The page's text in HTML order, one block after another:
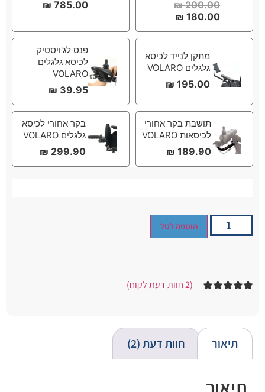
200.00
₪
180.00
₪
785.00
₪
מתקן לנייד לכיסא
גלגלים VOLARO
195.00
₪
פנס לג'ויסטיק
לכיסא גלגלים
VOLARO
39.95
₪
תושבת בקר אחורי
לכיסאות VOLARO
189.90
₪
בקר אחורי לכיסא
גלגלים VOLARO
299.90
₪
הוספה לסל
דירוגים של
לקוחות
(
2חוות דעת לקוח)
תיאור חוות דעת (2)